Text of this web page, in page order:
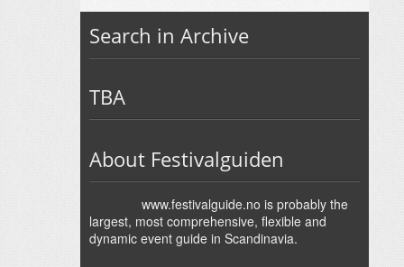
Search in Archive
TBA
About Festivalguiden
www.festivalguide.no is probably the
largest, most comprehensive, flexible and
dynamic event guide in Scandinavia.